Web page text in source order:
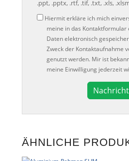
.ppt, .pptx, .rtf, .tif, .txt, .xls,
Datenschutz
Hiermit erkläre ich mich
meine in das Kontaktformular
Daten elektronisch
Zweck der Kontaktaufnahme
genutzt werden. Mir ist
meine Einwilligung jederzeit
l
r
ÄHNLICHE